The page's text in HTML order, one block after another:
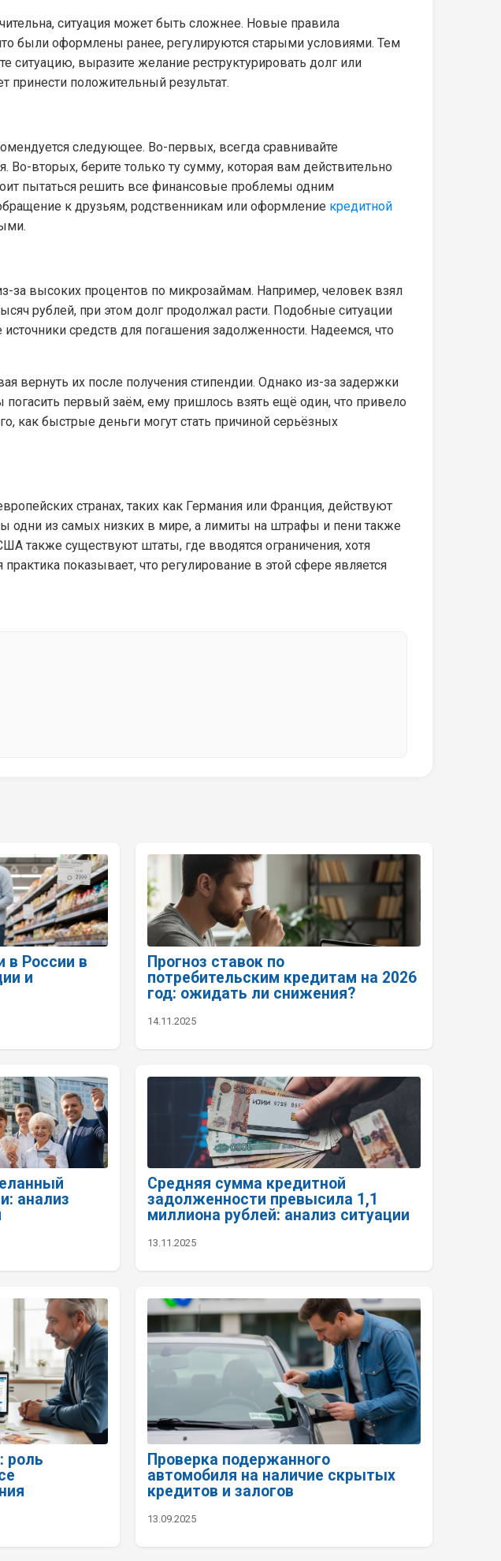
ситуация может быть сложнее. Новые правила
были оформлены ранее, регулируются старыми условиями. Тем
выразите желание реструктурировать долг или
положительный результат.
следующее. Во-первых, всегда сравнивайте
вторых, берите только ту сумму, которая вам действительно
пытаться решить все финансовые проблемы одним
к друзьям, родственникам или оформление кредитной
за высоких процентов по микрозаймам. Например, человек взял
рублей, при этом долг продолжал расти. Подобные ситуации
средств для погашения задолженности. Надеемся, что
вернуть их после получения стипендии. Однако из-за задержки
первый заём, ему пришлось взять ещё один, что привело
как быстрые деньги могут стать причиной серьёзных
странах, таких как Германия или Франция, действуют
одни из самых низких в мире, а лимиты на штрафы и пени также
также существуют штаты, где вводятся ограничения, хотя
показывает, что регулирование в этой сфере является
в России в
и
Прогноз ставок по
потребительским кредитам на 2026
год: ожидать ли снижения?
14.11.2025
анализ
Средняя сумма кредитной
задолженности превысила 1,1
миллиона рублей: анализ ситуации
13.11.2025
роль
Проверка подержанного
автомобиля на наличие скрытых
кредитов и залогов
13.09.2025